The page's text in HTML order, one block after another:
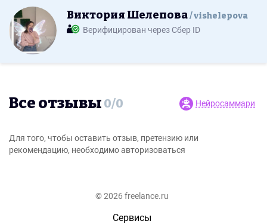
Виктория Шелепова vishelepova
Верифицирован через Сбер ID
Все отзывы 0/0 Нейросаммари
Для того, чтобы оставить отзыв, претензию или
рекомендацию, необходимо авторизоваться
© 2026 freelance.ru
Сервисы